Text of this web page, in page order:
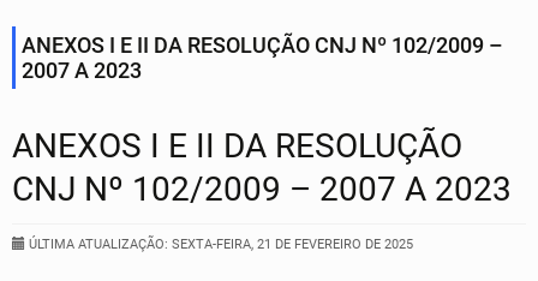
ANEXOS I E II DA RESOLUÇÃO CNJ Nº 102/2009 –
2007 A 2023
ANEXOS I E II DA RESOLUÇÃO
CNJ Nº 102/2009 – 2007 A 2023
ÚLTIMA ATUALIZAÇÃO: SEXTA-FEIRA, 21 DE FEVEREIRO DE 2025